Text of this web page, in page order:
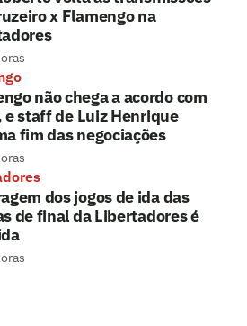
x Flamengo na
não chega a acordo com
e staff de Luiz Henrique
fim das negociações
dos jogos de ida das
de final da Libertadores é